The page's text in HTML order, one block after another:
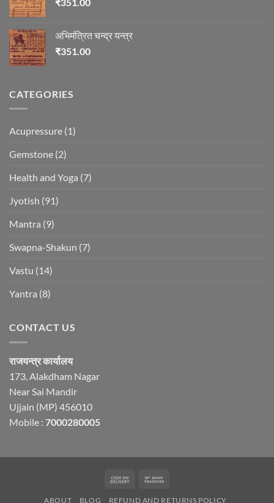
अभिमंत्रित चन्द्र यन्त्र
₹351.00
CATEGORIES
Acupressure (1)
Gemstone (2)
Health and Yoga (7)
Jyotish (91)
Mantra (9)
Swapna-Shakun (7)
Vastu (14)
Yantra (8)
CONTACT US
राजयन्त्र कार्यालय
173, Alakdham Nagar
Near Sai Mandir
Ujjain (MP) 456010
Mobile : 7000280005
Cash
ABOUT BLOG REFUND AND RETURNS POLICY